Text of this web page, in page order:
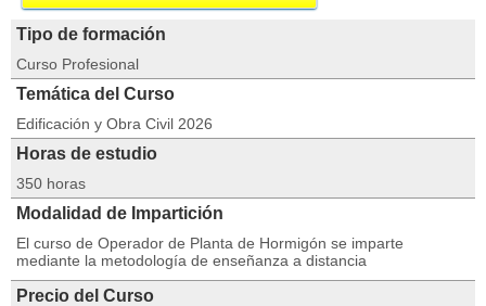
Tipo de formación
Curso Profesional
Temática del Curso
Edificación y Obra Civil 2026
Horas de estudio
350 horas
Modalidad de Impartición
El curso de Operador de Planta de Hormigón se imparte
mediante la metodología de enseñanza a distancia
Precio del Curso